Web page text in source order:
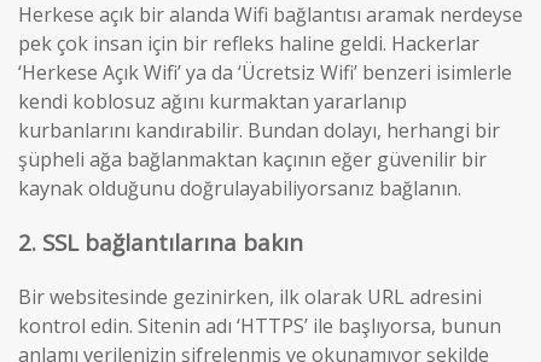
Herkese açık bir alanda Wifi bağlantısı aramak nerdeyse
pek çok insan için bir refleks haline geldi. Hackerlar
‘Herkese Açık Wifi’ ya da ‘Ücretsiz Wifi’ benzeri isimlerle
kendi koblosuz ağını kurmaktan yararlanıp
kurbanlarını kandırabilir. Bundan dolayı, herhangi bir
şüpheli ağa bağlanmaktan kaçının eğer güvenilir bir
kaynak olduğunu doğrulayabiliyorsanız bağlanın.
2. SSL bağlantılarına bakın
Bir websitesinde gezinirken, ilk olarak URL adresini
kontrol edin. Sitenin adı ‘HTTPS’ ile başlıyorsa, bunun
anlamı verilenizin şifrelenmiş ve okunamıyor şekilde